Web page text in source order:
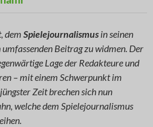
dem Spielejournalismus in seinen
Beitrag zu widmen. Der
Lage der Redakteure und
– mit einem Schwerpunkt im
Zeit brechen sich nun
welche dem Spielejournalismus